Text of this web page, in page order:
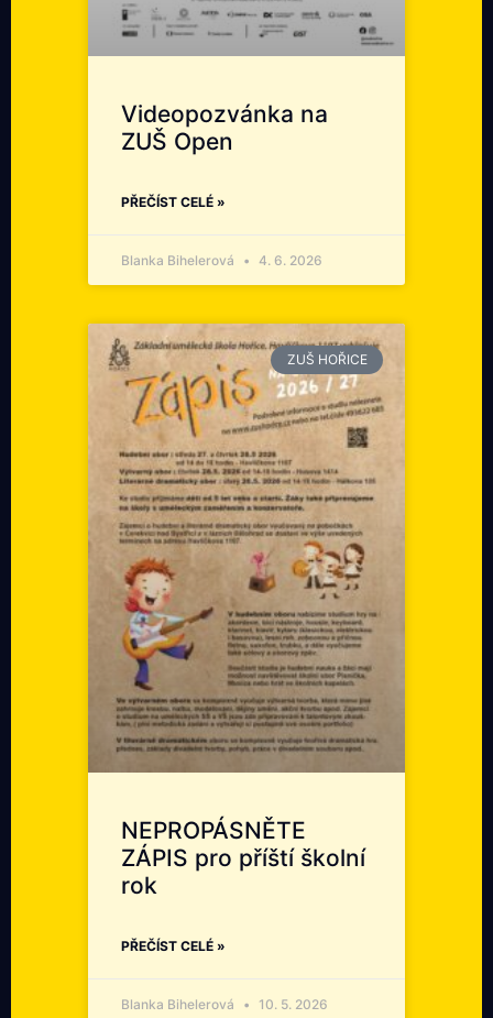
Videopozvánka na
ZUŠ Open
PŘEČÍST CELÉ »
Blanka Bihelerová 4. 6. 2026
ZUŠ HOŘICE
NEPROPÁSNĚTE
ZÁPIS pro příští školní
rok
PŘEČÍST CELÉ »
Blanka Bihelerová 10. 5. 2026